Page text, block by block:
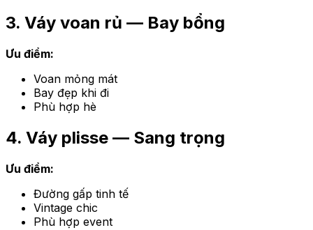
3. Váy voan rủ — Bay bổng
Ưu điểm:
Voan mỏng mát
Bay đẹp khi đi
Phù hợp hè
4. Váy plisse — Sang trọng
Ưu điểm:
Đường gấp tinh tế
Vintage chic
Phù hợp event